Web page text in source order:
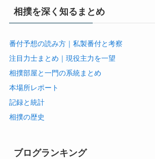
相撲を深く知るまとめ
番付予想の読み方｜私製番付と考察
注目力士まとめ｜現役主力を一望
相撲部屋と一門の系統まとめ
本場所レポート
記録と統計
相撲の歴史
ブログランキング